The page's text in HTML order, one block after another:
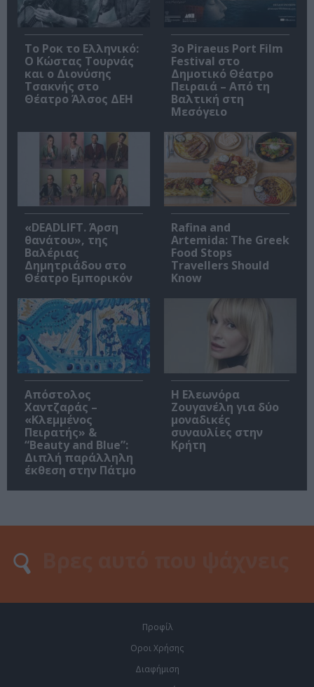
Το Ροκ το Ελληνικό:
Ο Κώστας Τουρνάς
και ο Διονύσης
Τσακνής στο
Θέατρο Άλσος ΔΕΗ
3o Piraeus Port Film
Festival στο
Δημοτικό Θέατρο
Πειραιά – Από τη
Βαλτική στη
Μεσόγειο
«DEADLIFT. Άρση
θανάτου», της
Βαλέριας
Δημητριάδου στο
Θέατρο Εμπορικόν
Rafina and
Artemida: The Greek
Food Stops
Travellers Should
Know
Απόστολος
Χαντζαράς –
«Κλεμμένος
Πειρατής» &
“Beauty and Blue”:
Διπλή παράλληλη
έκθεση στην Πάτμο
Η Ελεωνόρα
Ζουγανέλη για δύο
μοναδικές
συναυλίες στην
Κρήτη
Προφίλ
Οροι Χρήσης
Διαφήμιση